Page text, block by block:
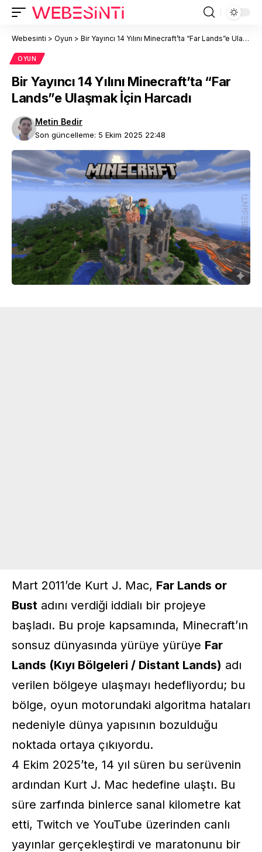
Webesinti > Oyun > Bir Yayıncı 14 Yılını Minecraft’ta “Far Lands”e Ulaşmak İçin Harcadı
OYUN
Bir Yayıncı 14 Yılını Minecraft’ta “Far
Lands”e Ulaşmak İçin Harcadı
Son güncelleme: 5 Ekim 2025 22:48
Metin Bedir
Mart 2011’de Kurt J. Mac, Far Lands or
Bust adını verdiği iddialı bir projeye
başladı. Bu proje kapsamında, Minecraft’ın
sonsuz dünyasında yürüye yürüye Far
Lands (Kıyı Bölgeleri / Distant Lands) adı
verilen bölgeye ulaşmayı hedefliyordu; bu
bölge, oyun motorundaki algoritma hataları
nedeniyle dünya yapısının bozulduğu
noktada ortaya çıkıyordu.
4 Ekim 2025’te, 14 yıl süren bu serüvenin
ardından Kurt J. Mac hedefine ulaştı. Bu
süre zarfında binlerce sanal kilometre kat
etti, Twitch ve YouTube üzerinden canlı
yayınlar gerçekleştirdi ve maratonunu bir